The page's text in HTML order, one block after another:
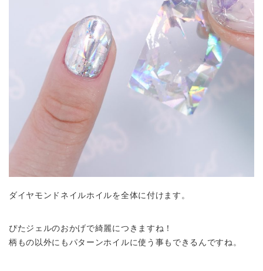
ダイヤモンドネイルホイルを全体に付けます。
ぴたジェルのおかげで綺麗につきますね！
柄もの以外にもパターンホイルに使う事もできるんですね。